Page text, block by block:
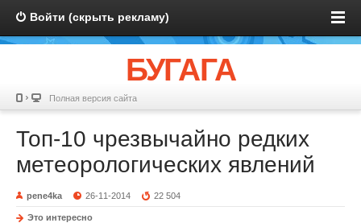
Войти (скрыть рекламу)
БУГАГА
Полная версия сайта
Топ-10 чрезвычайно редких
метеорологических явлений
pene4ka 26-11-2014 22 504
Это интересно